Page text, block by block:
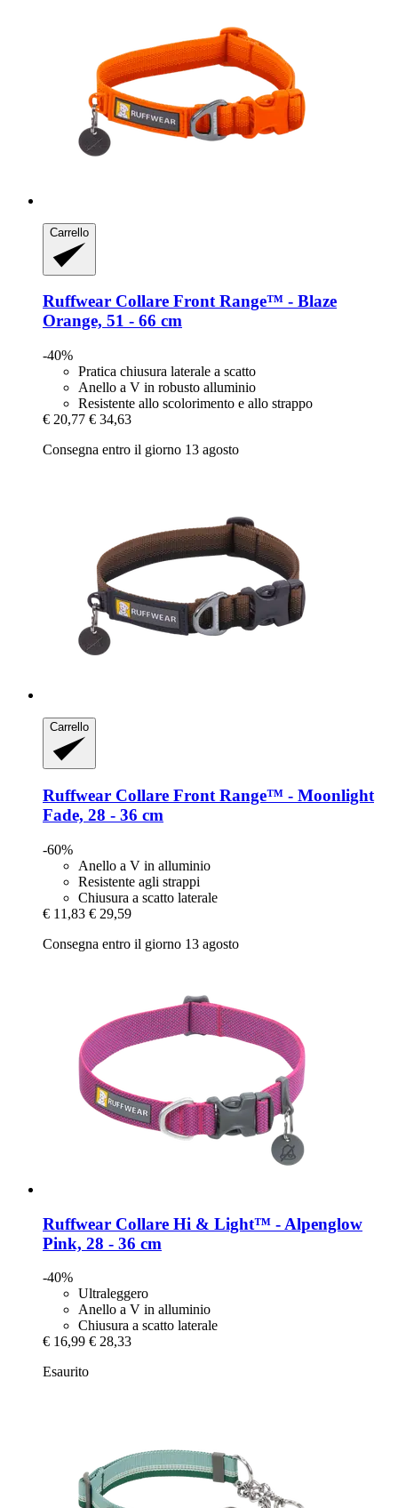
Carrello
Ruffwear Collare Front Range™ -​ Blaze
Orange, 51 -​ 66 cm
-40%
Pratica chiusura laterale a scatto
Anello a V in robusto alluminio
Resistente allo scolorimento e allo strappo
€ 20,77 € 34,63
Consegna entro il giorno 13 agosto
Carrello
Ruffwear Collare Front Range™ -​ Moonlight
Fade, 28 -​ 36 cm
-60%
Anello a V in alluminio
Resistente agli strappi
Chiusura a scatto laterale
€ 11,83 € 29,59
Consegna entro il giorno 13 agosto
Ruffwear Collare Hi & Light™ -​ Alpenglow
Pink, 28 -​ 36 cm
-40%
Ultraleggero
Anello a V in alluminio
Chiusura a scatto laterale
€ 16,99 € 28,33
Esaurito